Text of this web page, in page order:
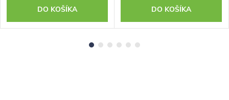
DO KOŠÍKA DO KOŠÍKA